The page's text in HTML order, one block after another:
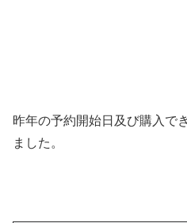
昨年の予約開始日及び購入で
ました。